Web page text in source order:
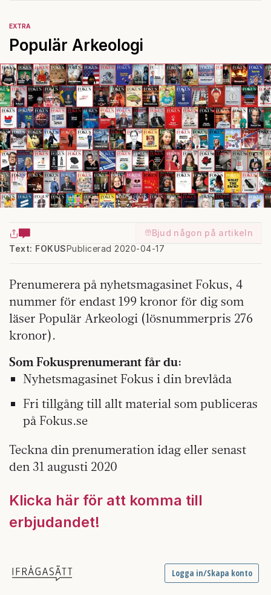
EXTRA
Populär Arkeologi
Bjud någon på artikeln
Text: FOKUSPublicerad 2020-04-17
Prenumerera på nyhetsmagasinet Fokus, 4
nummer för endast 199 kronor för dig som
läser Populär Arkeologi (lösnummerpris 276
kronor).
Som Fokusprenumerant får du:
Nyhetsmagasinet Fokus i din brevlåda
Fri tillgång till allt material som publiceras
på Fokus.se
Teckna din prenumeration idag eller senast
den 31 augusti 2020
Klicka här för att komma till
erbjudandet!